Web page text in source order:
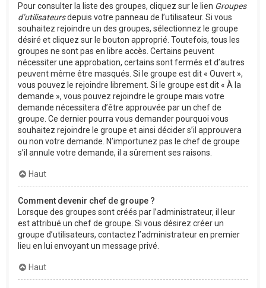
Pour consulter la liste des groupes, cliquez sur le lien Groupes
d’utilisateursdepuis votre panneau de l’utilisateur. Si vous
souhaitez rejoindre un des groupes, sélectionnez le groupe
désiré et cliquez sur le bouton approprié. Toutefois, tous les
groupes ne sont pas en libre accès. Certains peuvent
nécessiter une approbation, certains sont fermés et d’autres
peuvent même être masqués. Si le groupe est dit « Ouvert »,
vous pouvez le rejoindre librement. Si le groupe est dit « À la
demande », vous pouvez rejoindre le groupe mais votre
demande nécessitera d’être approuvée par un chef de
groupe. Ce dernier pourra vous demander pourquoi vous
souhaitez rejoindre le groupe et ainsi décider s’il approuvera
ou non votre demande. N’importunez pas le chef de groupe
s’il annule votre demande, il a sûrement ses raisons.
Haut
Comment devenir chef de groupe ?
Lorsque des groupes sont créés par l’administrateur, il leur
est attribué un chef de groupe. Si vous désirez créer un
groupe d’utilisateurs, contactez l’administrateur en premier
lieu en lui envoyant un message privé.
Haut